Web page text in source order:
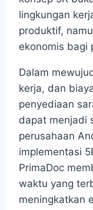
lingkungan
produktif,
ekonomis bagi
Dalam
kerja, dan
penyediaan
dapat menjadi
perusahaan
implementasi
PrimaDoc
waktu yang
meningkatkan